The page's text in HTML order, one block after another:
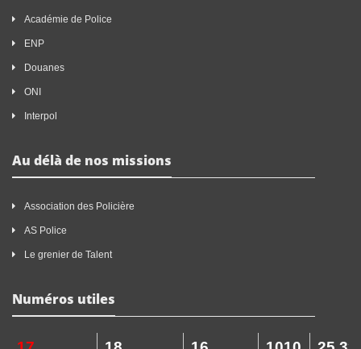
Académie de Police
ENP
Douanes
ONI
Interpol
Au délà de nos missions
Association des Policière
AS Police
Le grenier de Talent
Numéros utiles